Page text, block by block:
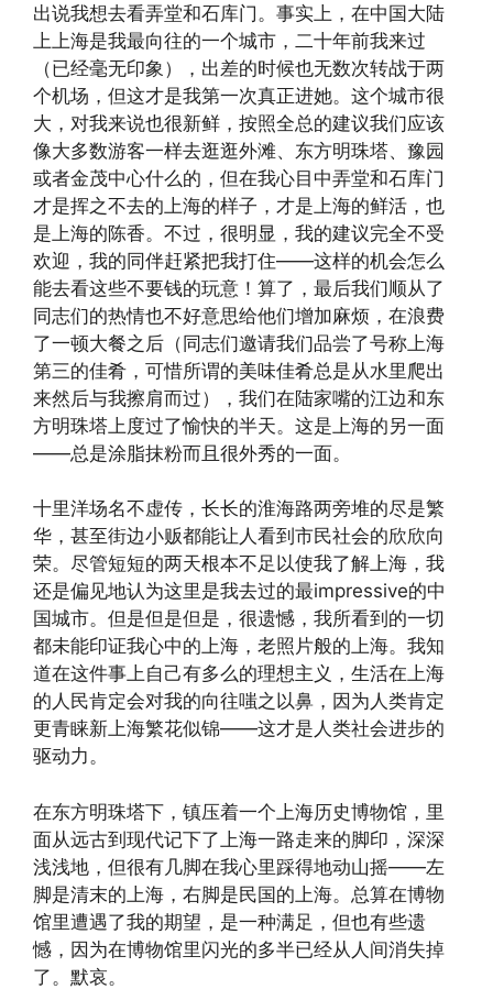
出说我想去看弄堂和石库门。事实上，在中国大陆
上上海是我最向往的一个城市，二十年前我来过
（已经毫无印象），出差的时候也无数次转战于两
个机场，但这才是我第一次真正进她。这个城市很
大，对我来说也很新鲜，按照全总的建议我们应该
像大多数游客一样去逛逛外滩、东方明珠塔、豫园
或者金茂中心什么的，但在我心目中弄堂和石库门
才是挥之不去的上海的样子，才是上海的鲜活，也
是上海的陈香。不过，很明显，我的建议完全不受
欢迎，我的同伴赶紧把我打住——这样的机会怎么
能去看这些不要钱的玩意！算了，最后我们顺从了
同志们的热情也不好意思给他们增加麻烦，在浪费
了一顿大餐之后（同志们邀请我们品尝了号称上海
第三的佳肴，可惜所谓的美味佳肴总是从水里爬出
来然后与我擦肩而过），我们在陆家嘴的江边和东
方明珠塔上度过了愉快的半天。这是上海的另一面
——总是涂脂抹粉而且很外秀的一面。
十里洋场名不虚传，长长的淮海路两旁堆的尽是繁
华，甚至街边小贩都能让人看到市民社会的欣欣向
荣。尽管短短的两天根本不足以使我了解上海，我
还是偏见地认为这里是我去过的最impressive的中
国城市。但是但是但是，很遗憾，我所看到的一切
都未能印证我心中的上海，老照片般的上海。我知
道在这件事上自己有多么的理想主义，生活在上海
的人民肯定会对我的向往嗤之以鼻，因为人类肯定
更青睐新上海繁花似锦——这才是人类社会进步的
驱动力。
在东方明珠塔下，镇压着一个上海历史博物馆，里
面从远古到现代记下了上海一路走来的脚印，深深
浅浅地，但很有几脚在我心里踩得地动山摇——左
脚是清末的上海，右脚是民国的上海。总算在博物
馆里遭遇了我的期望，是一种满足，但也有些遗
憾，因为在博物馆里闪光的多半已经从人间消失掉
了。默哀。